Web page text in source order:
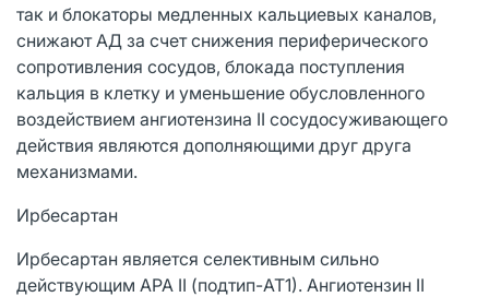
так и блокаторы медленных кальциевых каналов,
снижают АД за счет снижения периферического
сопротивления сосудов, блокада поступления
кальция в клетку и уменьшение обусловленного
воздействием ангиотензина II сосудосуживающего
действия являются дополняющими друг друга
механизмами.
Ирбесартан
Ирбесартан является селективным сильно
действующим АРА II (подтип-AT1). Ангиотензин II